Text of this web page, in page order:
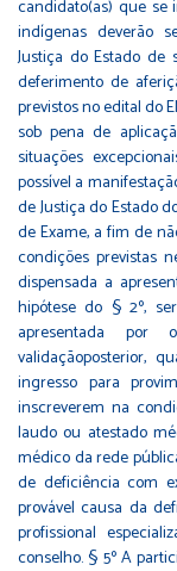
candidato(as) que se
indígenas deverão
Justiça do Estado
deferimento de
previstos no edital do
sob pena de
situações
possível a
de Justiça do Estado
de Exame, a fim de
condições previstas
dispensada a
hipótese do § 2º,
apresentada por
validaçãoposterior,
ingresso para
inscreverem na
laudo ou atestado
médico da rede
de deficiência com
provável causa da
profissional
conselho. § 5º A